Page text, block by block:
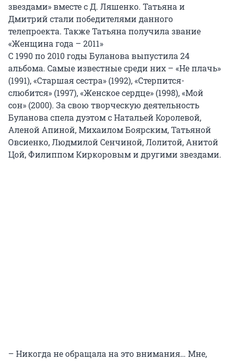
звездами» вместе с Д. Ляшенко. Татьяна и
Дмитрий стали победителями данного
телепроекта. Также Татьяна получила звание
«Женщина года – 2011»
С 1990 по 2010 годы Буланова выпустила 24
альбома. Самые известные среди них – «Не плачь»
(1991), «Старшая сестра» (1992), «Стерпится-
слюбится» (1997), «Женское сердце» (1998), «Мой
сон» (2000). За свою творческую деятельность
Буланова спела дуэтом с Натальей Королевой,
Аленой Апиной, Михаилом Боярским, Татьяной
Овсиенко, Людмилой Сенчиной, Лолитой, Анитой
Цой, Филиппом Киркоровым и другими звездами.
– Никогда не обращала на это внимания… Мне,